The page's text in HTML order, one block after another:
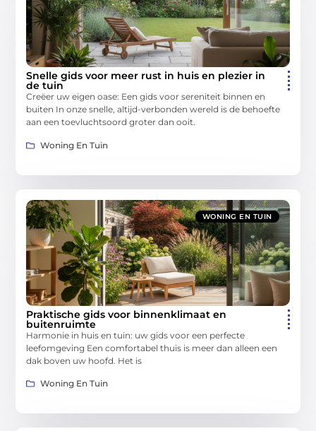
Snelle gids voor meer rust in huis en plezier in
de tuin
Creëer uw eigen oase: Een gids voor sereniteit binnen en
buiten In onze snelle, altijd-verbonden wereld is de behoefte
aan een toevluchtsoord groter dan ooit.
Woning En Tuin
WONING EN TUIN
Praktische gids voor binnenklimaat en
buitenruimte
Harmonie in huis en tuin: uw gids voor een perfecte
leefomgeving Een comfortabel thuis is meer dan alleen een
dak boven uw hoofd. Het is
Woning En Tuin